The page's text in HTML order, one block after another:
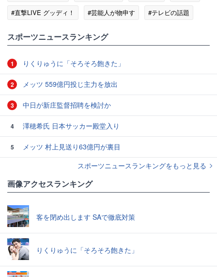
#直撃LIVE グッディ！
#芸能人が物申す #テレビの話題
スポーツニュースランキング
1 りくりゅうに「そろそろ飽きた」
2 メッツ 559億円投じ主力を放出
3 中日が新庄監督招聘を検討か
4 澤穂希氏 日本サッカー殿堂入り
5
メッツ 村上見送り63億円が裏目
スポーツニュースランキングをもっと見る
画像アクセスランキング
客を閉め出します SAで徹底対策
りくりゅうに「そろそろ飽きた」